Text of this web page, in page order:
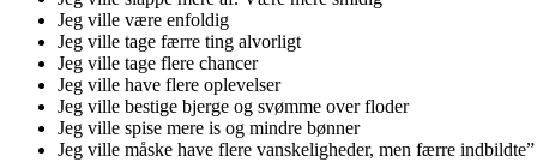
Jeg ville være enfoldig
Jeg ville tage færre ting alvorligt
Jeg ville tage flere chancer
Jeg ville have flere oplevelser
Jeg ville bestige bjerge og svømme over floder
Jeg ville spise mere is og mindre bønner
Jeg ville måske have flere vanskeligheder, men færre indbildte”